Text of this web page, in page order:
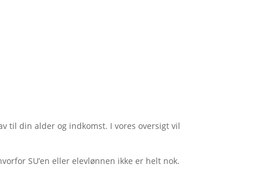
til din alder og indkomst. I vores oversigt vil
SU’en eller elevlønnen ikke er helt nok.